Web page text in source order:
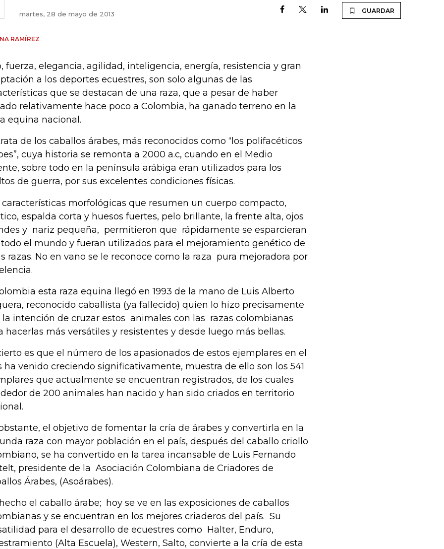
martes, 28 de mayo de 2013 GUARDAR
RAMÍREZ
fuerza, elegancia, agilidad, inteligencia, energía, resistencia y gran
a los deportes ecuestres, son solo algunas de las
que se destacan de una raza, que a pesar de haber
relativamente hace poco a Colombia, ha ganado terreno en la
equina nacional.
de los caballos árabes, más reconocidos como “los polifacéticos
cuya historia se remonta a 2000 a.c, cuando en el Medio
sobre todo en la península arábiga eran utilizados para los
de guerra, por sus excelentes condiciones físicas.
características morfológicas que resumen un cuerpo compacto,
espalda corta y huesos fuertes, pelo brillante, la frente alta, ojos
y nariz pequeña, permitieron que rápidamente se esparcieran
el mundo y fueran utilizados para el mejoramiento genético de
razas. No en vano se le reconoce como la raza pura mejoradora por
esta raza equina llegó en 1993 de la mano de Luis Alberto
reconocido caballista (ya fallecido) quien lo hizo precisamente
la intención de cruzar estos animales con las razas colombianas
hacerlas más versátiles y resistentes y desde luego más bellas.
es que el número de los apasionados de estos ejemplares en el
ha venido creciendo significativamente, muestra de ello son los 541
que actualmente se encuentran registrados, de los cuales
de 200 animales han nacido y han sido criados en territorio
el objetivo de fomentar la cría de árabes y convertirla en la
raza con mayor población en el país, después del caballo criollo
se ha convertido en la tarea incansable de Luis Fernando
presidente de la Asociación Colombiana de Criadores de
Árabes, (Asoárabes).
el caballo árabe; hoy se ve en las exposiciones de caballos
y se encuentran en los mejores criaderos del país. Su
para el desarrollo de ecuestres como Halter, Enduro,
(Alta Escuela), Western, Salto, convierte a la cría de esta